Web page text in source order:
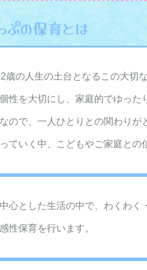
ぷの保育とは
歳の人生の土台となるこの大切
性を大切にし、家庭的でゆった
ので、一人ひとりとの関わりが
ていく中、こどもやご家庭との
心とした生活の中で、わくわ
性保育を行います。